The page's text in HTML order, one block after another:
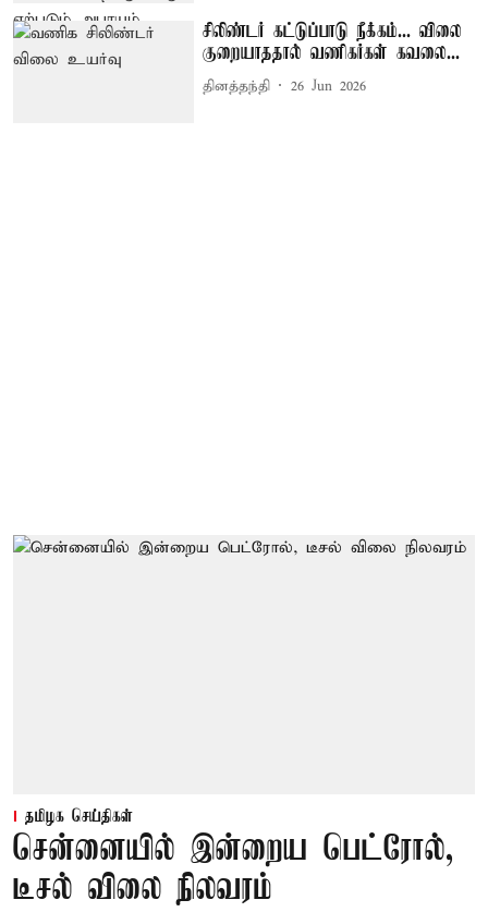
சிலிண்டர் கட்டுப்பாடு நீக்கம்... விலை
குறையாததால் வணிகர்கள் கவலை...
தினத்தந்தி 26 Jun 2026
தமிழக செய்திகள்
சென்னையில் இன்றைய பெட்ரோல்,
டீசல் விலை நிலவரம்